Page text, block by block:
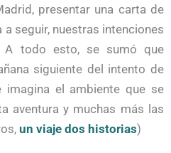
presentar una carta de
seguir, nuestras intenciones
A todo esto, se sumó que
siguiente del intento de
el ambiente que se
aventura y muchas más las
un viaje dos historias)